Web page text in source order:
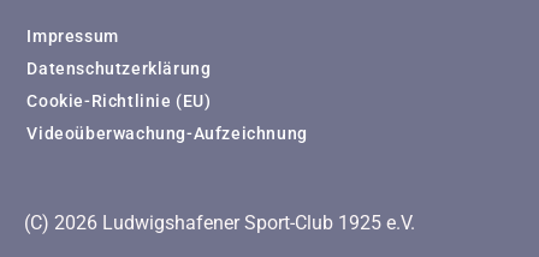
Impressum
Datenschutzerklärung
Cookie-Richtlinie (EU)
Videoüberwachung-Aufzeichnung
(C) 2026 Ludwigshafener Sport-Club 1925 e.V.